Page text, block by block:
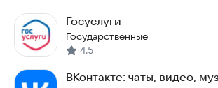
Госуслуги
Государственные
4.5
ВКонтакте: чаты, видео,